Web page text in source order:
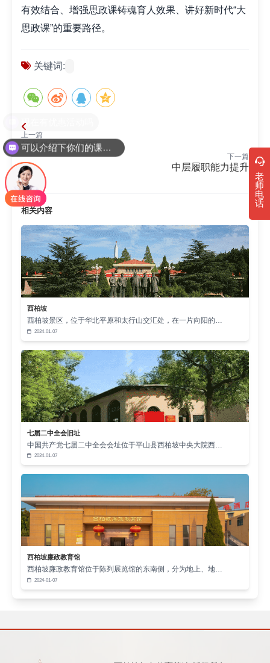
有效结合、增强思政课铸魂育人效果、讲好新时代“大
思政课”的重要路径。
关键词:
上一篇
红色教育研学课程
下一篇
中层履职能力提升
相关内容
西柏坡
西柏坡景区，位于华北平原和太行山交汇处，在一片向阳的…
2024-01-07
七届二中全会旧址
中国共产党七届二中全会会址位于平山县西柏坡中央大院西…
2024-01-07
西柏坡廉政教育馆
西柏坡廉政教育馆位于陈列展览馆的东南侧，分为地上、地…
2024-01-07
老
师
电
话
可以介绍下你们的课程吗？
现在有优惠活动吗